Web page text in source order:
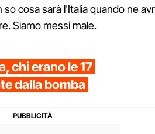
cosa sarà l'Italia quando ne
Siamo messi male.
chi erano le 17
dalla bomba